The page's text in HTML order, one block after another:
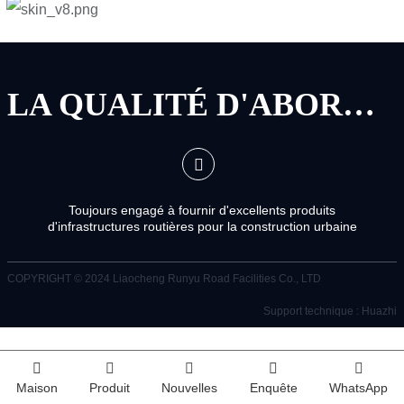
LA QUALITÉ D'ABORD, LE SERVICE D'ABORD
Toujours engagé à fournir d'excellents produits
d'infrastructures routières pour la construction urbaine
COPYRIGHT © 2024 Liaocheng Runyu Road Facilities Co., LTD
Support technique : Huazhi
Maison Produit Nouvelles Enquête WhatsApp